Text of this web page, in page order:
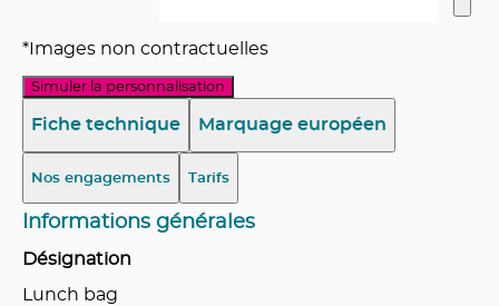
*Images non contractuelles
Simuler la personnalisation
Fiche technique Marquage européen
Nos engagements Tarifs
Informations générales
Désignation
Lunch bag